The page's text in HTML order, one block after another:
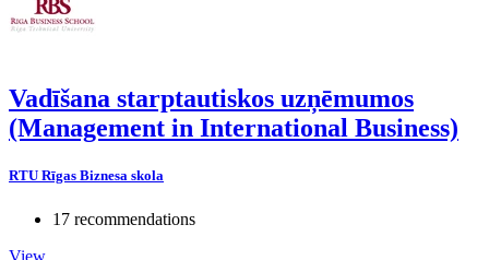
Vadīšana starptautiskos uzņēmumos
(Management in International Business)
RTU Rīgas Biznesa skola
17 recommendations
View